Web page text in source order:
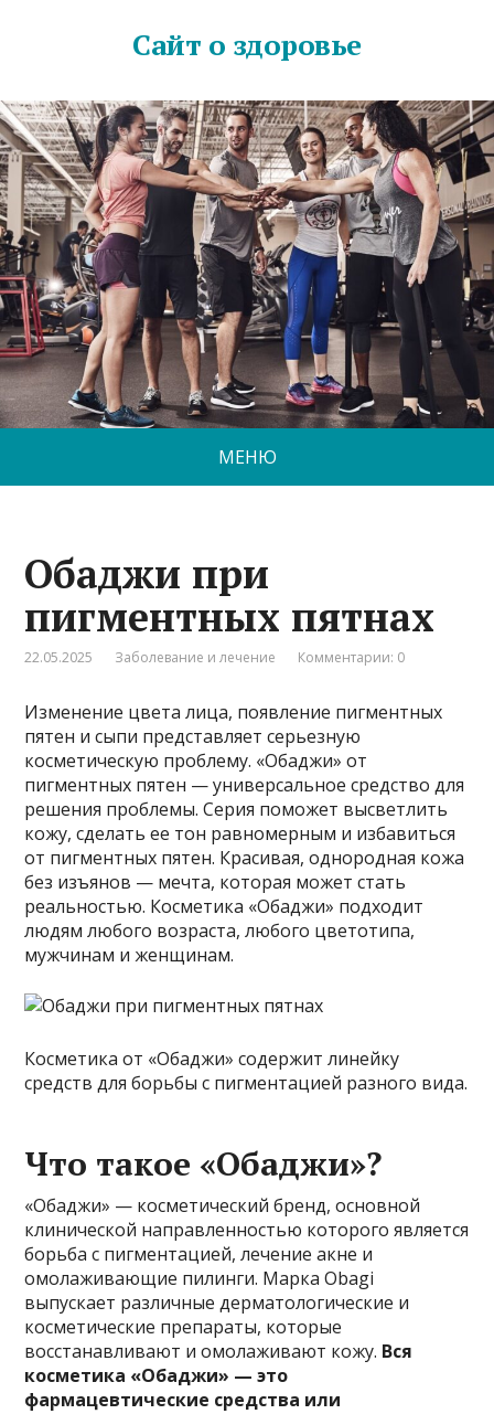
Сайт о здоровье
МЕНЮ
Обаджи при
пигментных пятнах
22.05.2025 Заболевание и лечение Комментарии: 0
Изменение цвета лица, появление пигментных
пятен и сыпи представляет серьезную
косметическую проблему. «Обаджи» от
пигментных пятен — универсальное средство для
решения проблемы. Серия поможет высветлить
кожу, сделать ее тон равномерным и избавиться
от пигментных пятен. Красивая, однородная кожа
без изъянов — мечта, которая может стать
реальностью. Косметика «Обаджи» подходит
людям любого возраста, любого цветотипа,
мужчинам и женщинам.
Косметика от «Обаджи» содержит линейку
средств для борьбы с пигментацией разного вида.
Что такое «Обаджи»?
«Обаджи» — косметический бренд, основной
клинической направленностью которого является
борьба с пигментацией, лечение акне и
омолаживающие пилинги. Марка Obagi
выпускает различные дерматологические и
косметические препараты, которые
восстанавливают и омолаживают кожу. Вся
косметика «Обаджи» — это
фармацевтические средства или